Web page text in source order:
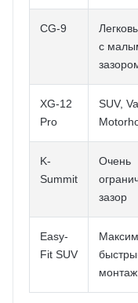
CG-9
с
XG-12
Pro
SUV,
K-
Summit
Очень
зазор
Easy-
Fit SUV
монтаж